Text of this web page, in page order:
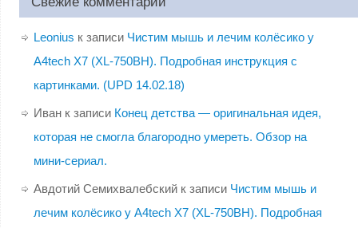
Leonius к записи Чистим мышь и лечим колёсико у
A4tech X7 (XL-750BH). Подробная инструкция с
картинками. (UPD 14.02.18)
Иванк записи Конец детства — оригинальная идея,
которая не смогла благородно умереть. Обзор на
мини-сериал.
Авдотий Семихвалебскийк записи Чистим мышь и
лечим колёсико у A4tech X7 (XL-750BH). Подробная